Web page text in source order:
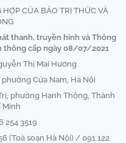
CỦA BÁO TRI THỨC VÀ
thanh, truyền hình và Thông
thông cấp ngày 08/07/2021
Thị Mai Hương
Cửa Nam, Hà Nội
phường Hạnh Thông, Thành
Minh
254 3519
(Toà soạn Hà Nội) / 091 122